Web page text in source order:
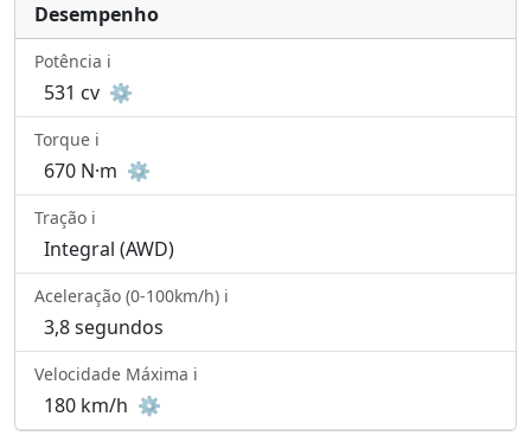
Desempenho
Potência ℹ️
531 cv ⚙️
Torque ℹ️
670 N·m ⚙️
Tração ℹ️
Integral (AWD)
Aceleração (0-100km/h) ℹ️
3,8 segundos
Velocidade Máxima ℹ️
180 km/h ⚙️